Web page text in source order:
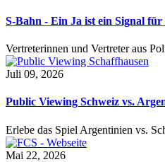
S-Bahn - Ein Ja ist ein Signal
Vertreterinnen und Vertreter aus
Juli 09, 2026
Public Viewing Schweiz vs.
Erlebe das Spiel Argentinien vs.
Mai 22, 2026